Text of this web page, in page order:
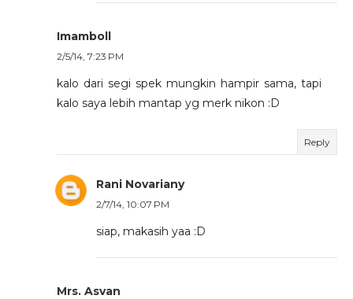
Imamboll
2/5/14, 7:23 PM
kalo dari segi spek mungkin hampir sama, tapi
kalo saya lebih mantap yg merk nikon :D
Reply
Rani Novariany
2/7/14, 10:07 PM
siap, makasih yaa :D
Mrs. Asvan